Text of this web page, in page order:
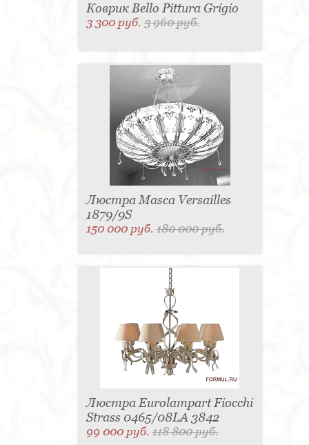
Коврик Bello Pittura Grigio
3 300 руб.3 960 руб.
Люстра Masca Versailles
1879/9S
150 000 руб.180 000 руб.
Люстра Eurolampart Fiocchi
Strass 0465/08LA 3842
99 000 руб.118 800 руб.